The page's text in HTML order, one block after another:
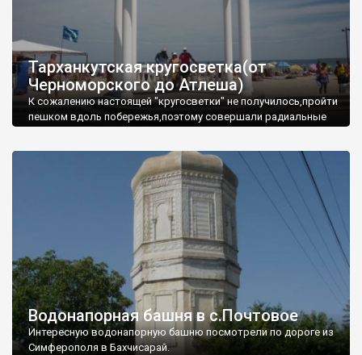
Тарханкутская кругосветка(от
Черноморского до Атлеша)
К сожалению настоящей "кругосветки" не получилось,пройти
пешком вдоль побережья,поэтому совершали радиальные
Водонапорная башня в с.Почтовое
Интересную водонапорную башню посмотрели по дороге из
Симферополя в Бахчисарай.